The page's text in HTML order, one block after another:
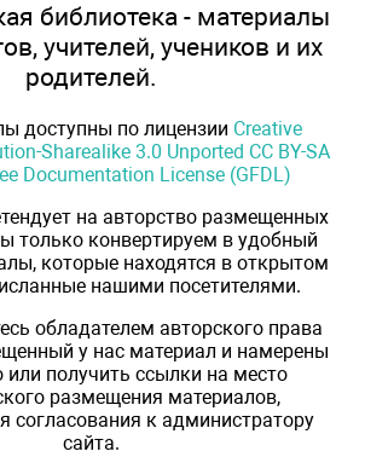
библиотека - материалы
учителей, учеников и их
родителей.
доступны по лицензии Creative
Sharealike 3.0 Unported CC BY-SA
Documentation License (GFDL)
на авторство размещенных
только конвертируем в удобный
которые находятся в открытом
нашими посетителями.
обладателем авторского права
у нас материал и намерены
или получить ссылки на место
размещения материалов,
согласования к администратору
сайта.